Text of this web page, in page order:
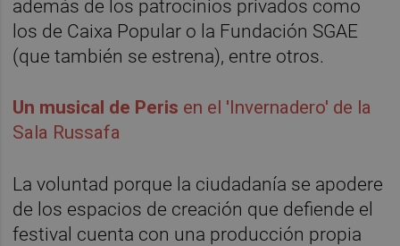
además de los patrocinios privados como
los de Caixa Popular o la Fundación SGAE
(que también se estrena), entre otros.
Un musical de Peris en el 'Invernadero' de la
Sala Russafa
La voluntad porque la ciudadanía se apodere
de los espacios de creación que defiende el
festival cuenta con una producción propia